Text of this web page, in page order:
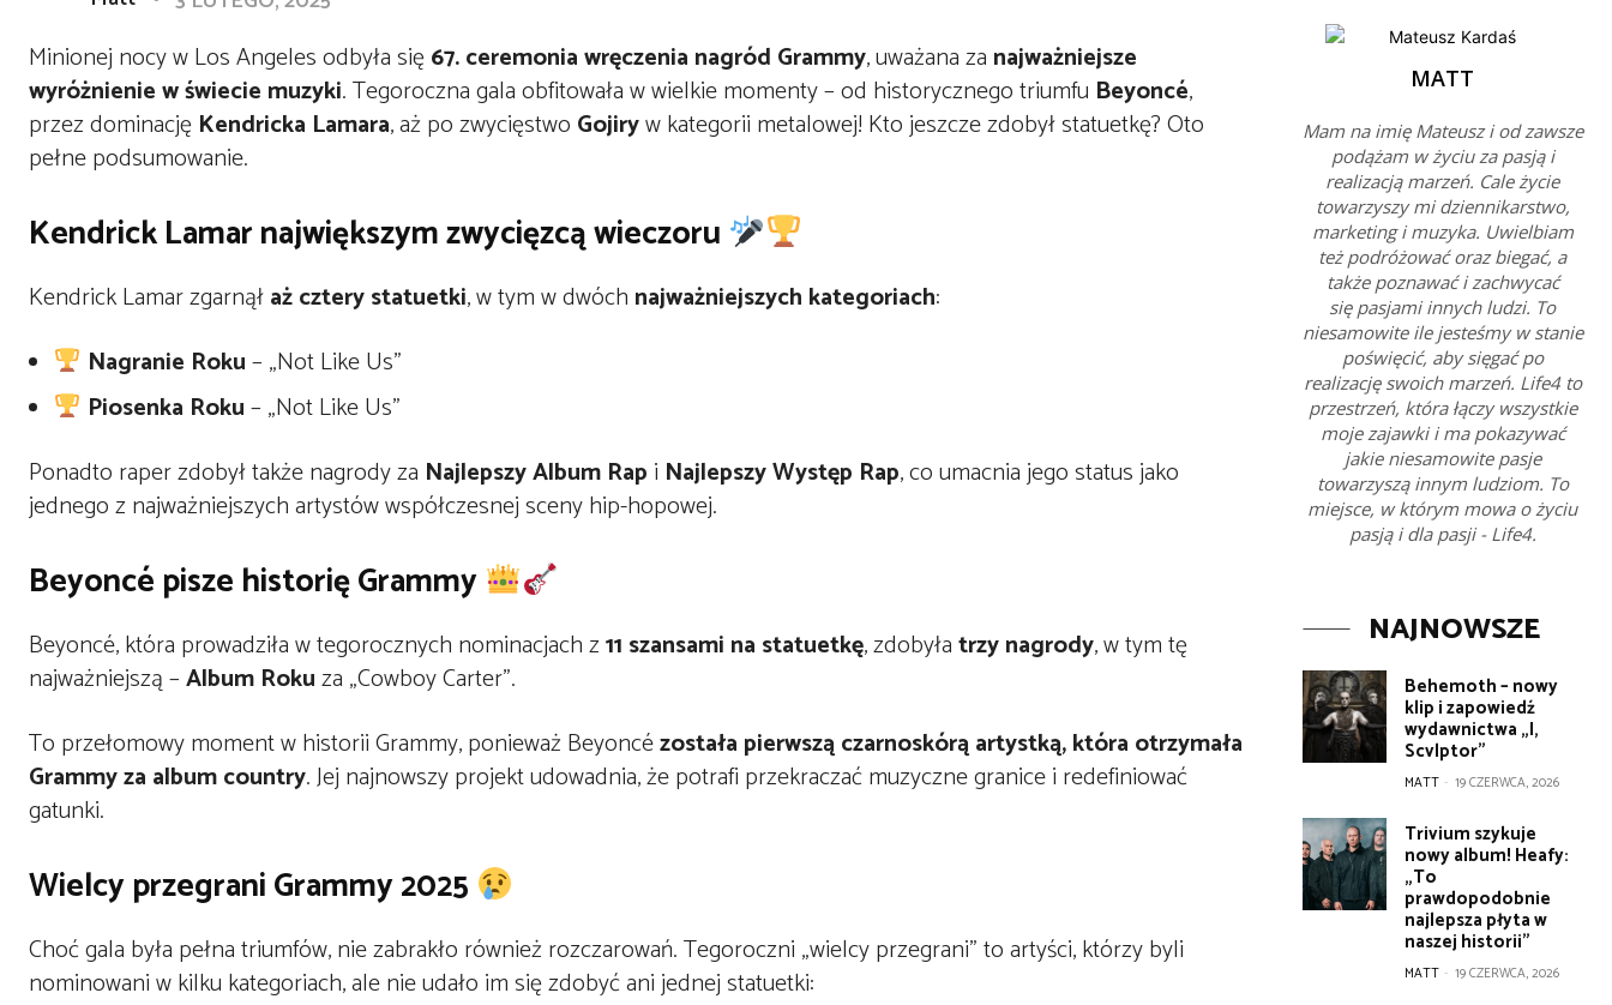
Minionej nocy w Los Angeles odbyła się 67. ceremonia wręczenia nagród Grammy, uważana za najważniejsze
wyróżnienie w świecie muzyki. Tegoroczna gala obfitowała w wielkie momenty – od historycznego triumfu Beyoncé,
przez dominację Kendricka Lamara, aż po zwycięstwo Gojiryw kategorii metalowej! Kto jeszcze zdobył statuetkę? Oto
pełne podsumowanie.
Kendrick Lamar największym zwycięzcą wieczoru
Kendrick Lamar zgarnąłaż cztery statuetki, w tym w dwóch najważniejszych kategoriach:
Nagranie Roku– „Not Like Us”
Piosenka Roku– „Not Like Us”
Ponadto raper zdobył także nagrody za Najlepszy Album Rap i Najlepszy Występ Rap, co umacnia jego status jako
jednego z najważniejszych artystów współczesnej sceny hip-hopowej.
Beyoncé pisze historię Grammy
Beyoncé, która prowadziła w tegorocznych nominacjach z11 szansami na statuetkę, zdobyłatrzy nagrody, w tym tę
najważniejszą –Album Rokuza „Cowboy Carter”.
To przełomowy moment w historii Grammy, ponieważ Beyoncézostała pierwszą czarnoskórą artystką, która otrzymała
Grammy za album country. Jej najnowszy projekt udowadnia, że potrafi przekraczać muzyczne granice i redefiniować
gatunki.
Wielcy przegrani Grammy 2025
Choć gala była pełna triumfów, nie zabrakło również rozczarowań. Tegoroczni „wielcy przegrani” to artyści, którzy byli
nominowani w kilku kategoriach, ale nie udało im się zdobyć ani jednej statuetki:
MATT
Mam na imię Mateusz i od zawsze
podążam w życiu za pasją i
realizacją marzeń. Cale życie
towarzyszy mi dziennikarstwo,
marketing i muzyka. Uwielbiam
też podróżować oraz biegać, a
także poznawać i zachwycać
się pasjami innych ludzi. To
niesamowite ile jesteśmy w stanie
poświęcić, aby sięgać po
realizację swoich marzeń. Life4 to
przestrzeń, która łączy wszystkie
moje zajawki i ma pokazywać
jakie niesamowite pasje
towarzyszą innym ludziom. To
miejsce, w którym mowa o życiu
pasją i dla pasji - Life4.
NAJNOWSZE
Behemoth – nowy
klip i zapowiedź
wydawnictwa „I,
Scvlptor”
MATT - 19 CZERWCA, 2026
Trivium szykuje
nowy album! Heafy:
„To
prawdopodobnie
najlepsza płyta w
naszej historii”
MATT - 19 CZERWCA, 2026